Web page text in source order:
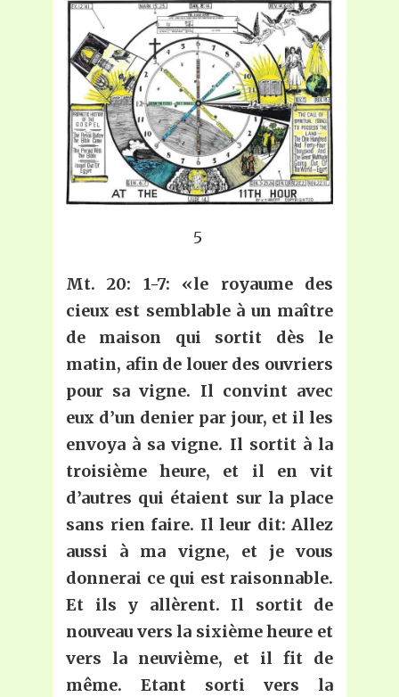
5
Mt. 20: 1-7: «le royaume des
cieux est semblable à un maître
de maison qui sortit dès le
matin, afin de louer des ouvriers
pour sa vigne. Il convint avec
eux d’un denier par jour, et il les
envoya à sa vigne. Il sortit à la
troisième heure, et il en vit
d’autres qui étaient sur la place
sans rien faire. Il leur dit: Allez
aussi à ma vigne, et je vous
donnerai ce qui est raisonnable.
Et ils y allèrent. Il sortit de
nouveau vers la sixième heure et
vers la neuvième, et il fit de
même. Etant sorti vers la